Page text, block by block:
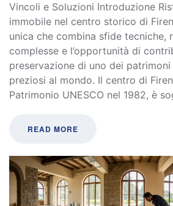
Vincoli e Soluzioni Introduzione
immobile nel centro storico di
unica che combina sfide tecniche,
complesse e l’opportunità di
preservazione di uno dei
preziosi al mondo. Il centro di
Patrimonio UNESCO nel 1982, è
READ MORE